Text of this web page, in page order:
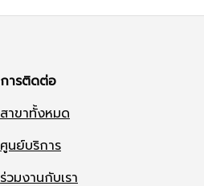
การติดต่อ
สาขาทั้งหมด
ศูนย์บริการ
ร่วมงานกับเรา